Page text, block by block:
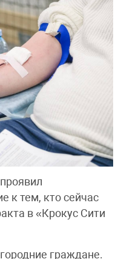
к тем, кто сейчас
в «Крокус Сити
граждане.